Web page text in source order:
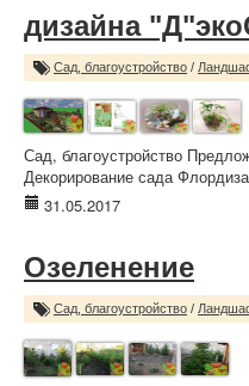
дизайна
Сад, благоустройство /
Сад, благоустройство
Декорирование сада
31.05.2017
Озеленение
Сад, благоустройство /